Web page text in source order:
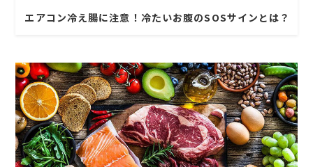
エアコン冷え腸に注意！冷たいお腹のSOSサインとは？